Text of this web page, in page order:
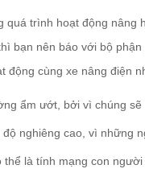
trình hoạt động nâng
bạn nên báo với bộ
động cùng xe nâng điện
ẩm ướt, bởi vì chúng
nghiêng cao, vì những
là tính mạng con